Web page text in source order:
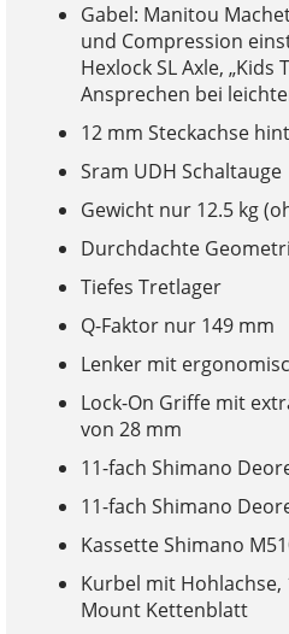
Gabel: Manitou
und Compression
Hexlock SL Axle,
Ansprechen bei
12 mm Steckachse
Sram UDH Schaltauge
Gewicht nur 12.5 kg
Durchdachte
Tiefes Tretlager
Q-Faktor nur 149 mm
Lenker mit
Lock-On Griffe mit
von 28 mm
11-fach Shimano
11-fach Shimano
Kassette Shimano
Kurbel mit Hohlachse,
Mount Kettenblatt